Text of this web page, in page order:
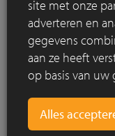
waaronder
auto's van stroom
verrijkt met het
kunstenaarsduo
de toren zijn
gierzwaluwen en
site met onze
adverteren en
gegevens
aan ze heeft
op basis van uw